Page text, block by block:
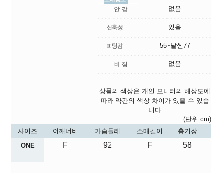
없음
있음
55~날씬77
없음
상품의 색상은 개인 모니터의 해상도에
따라 약간의 색상 차이가 있을 수 있습
니다
(단위 cm)
사이즈
어깨너비 가슴둘레 소매길이
총기장
ONE
F 92 F 58